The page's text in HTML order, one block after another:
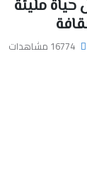
مليئة
16774 مشاهدات